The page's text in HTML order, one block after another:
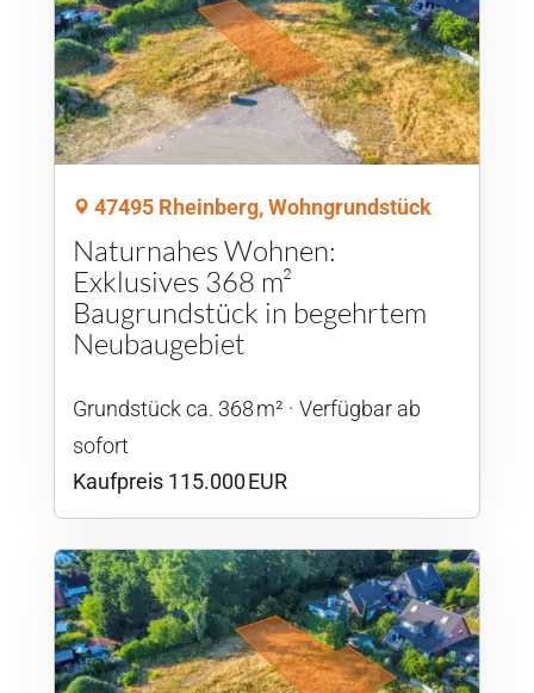
47495 Rheinberg, Wohngrundstück
Naturnahes Wohnen:
Exklusives 368 m²
Baugrundstück in begehrtem
Neubaugebiet
Grund­stück ca. 368 m²
Verfügbar ab
sofort
Kaufpreis 115.000 EUR